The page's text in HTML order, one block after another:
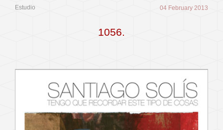
Estudio 04 February 2013
1056.